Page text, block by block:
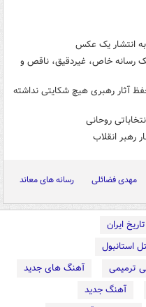
به انتشار یک عکس
رسانه خاص، غیردقیق، ناقص و
آثار رهبری هیچ شکایتی نداشته
روحانی
رهبر انقلاب
مهدی فضائلی رسانه های معاند
ایران
استانبول
ترمیمی
آهنگ های جدید
آهنگ جدید